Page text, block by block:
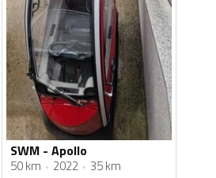
SWM - Apollo
50 km 2022 35 km